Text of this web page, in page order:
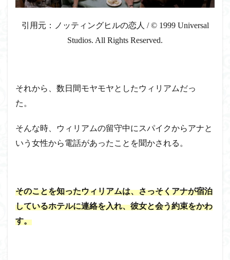
引用元：ノッティングヒルの恋人 / © 1999 Universal
Studios. All Rights Reserved.
それから、数日間モヤモヤとしたウィリアムだっ
た。
そんな時、ウィリアムの留守中にスパイクからアナと
いう女性から電話があったことを聞かされる。
そのことを知ったウィリアムは、さっそくアナが宿泊
しているホテルに連絡を入れ、彼女と会う約束をかわ
す。